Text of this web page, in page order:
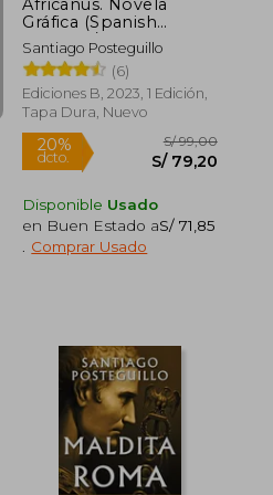
S/ 49,00
S/ 39,20
Gráfica (Spanish
Edition) / Africanus.
Graphic Novel
(Spanish Edition)
Santiago Posteguillo
(6)
Ediciones B, 2023, 1 Edición,
Tapa Dura, Nuevo
20%
dcto.
Disponible Usado
en Buen Estado aS/ 71,85
Comprar Usado